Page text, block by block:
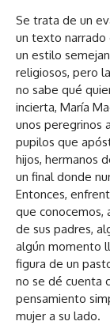
Se trata de un
un texto narrado
un estilo
religiosos, pero
no sabe qué
incierta, María
unos peregrinos
pupilos que
hijos, hermanos
un final donde
Entonces,
que conocemos,
de sus padres,
algún momento
figura de un
no se dé cuenta
pensamiento
mujer a su lado.